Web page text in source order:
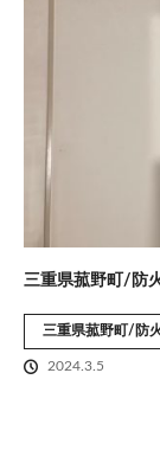
三重県菰野町/防
三重県菰野町/防
2024.3.5